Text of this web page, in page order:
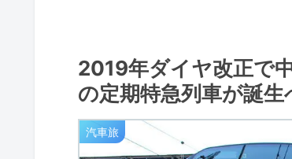
2019年ダイヤ改正で
の定期特急列車が誕生
汽車旅